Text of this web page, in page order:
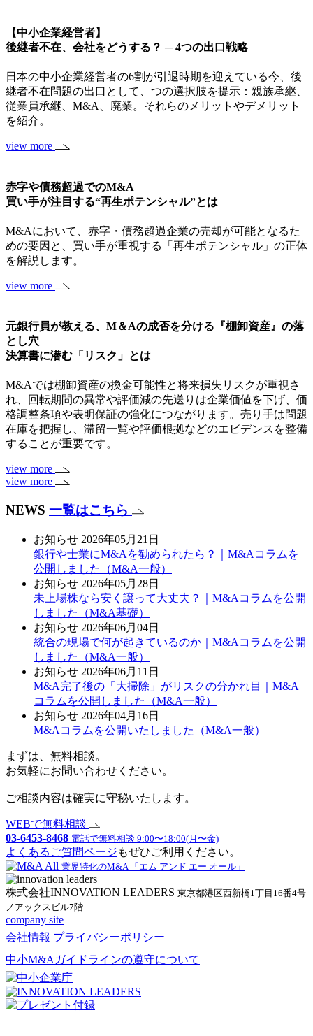
【中小企業経営者】
後継者不在、会社をどうする？ ─ 4つの出口戦略
日本の中小企業経営者の6割が引退時期を迎えている今、後
継者不在問題の出口として、つの選択肢を提示：親族承継、
従業員承継、M&A、廃業。それらのメリットやデメリット
を紹介。
view more
赤字や債務超過でのM&A
買い手が注目する“再生ポテンシャル”とは
M&Aにおいて、赤字・債務超過企業の売却が可能となるた
めの要因と、買い手が重視する「再生ポテンシャル」の正体
を解説します。
view more
元銀行員が教える、M＆Aの成否を分ける『棚卸資産』の落
とし穴
決算書に潜む「リスク」とは
M&Aでは棚卸資産の換金可能性と将来損失リスクが重視さ
れ、回転期間の異常や評価減の先送りは企業価値を下げ、価
格調整条項や表明保証の強化につながります。売り手は問題
在庫を把握し、滞留一覧や評価根拠などのエビデンスを整備
することが重要です。
view more
view more
NEWS 一覧はこちら
お知らせ 2026年05月21日
銀行や士業にM&Aを勧められたら？｜M&Aコラムを
公開しました（M&A一般）
お知らせ 2026年05月28日
未上場株なら安く譲って大丈夫？｜M&Aコラムを公開
しました（M&A基礎）
お知らせ 2026年06月04日
統合の現場で何が起きているのか｜M&Aコラムを公開
しました（M&A一般）
お知らせ 2026年06月11日
M&A完了後の「大掃除」がリスクの分かれ目｜M&A
コラムを公開しました（M&A一般）
お知らせ 2026年04月16日
M&Aコラムを公開いたしました（M&A一般）
まずは、無料相談。
お気軽にお問い合わせください。
ご相談内容は確実に守秘いたします。
WEBで無料相談
03-6453-8468 電話で無料相談 9:00〜18:00(月〜金)
よくあるご質問ページ もぜひご利用ください。
業界特化のM&A 「エム アンド エー オール」
株式会社INNOVATION LEADERS 東京都港区西新橋1丁目16番4号
ノアックスビル7階
company site
会社情報 プライバシーポリシー
中小M&Aガイドラインの遵守について